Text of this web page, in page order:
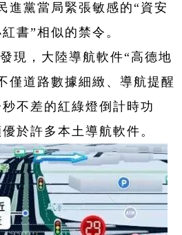
進黨當局緊張敏感的“資安
書”相似的禁令。
現，大陸導航軟件“高德地
僅道路數據細緻、導航提醒
不差的紅綠燈倒計時功
於許多本土導航軟件。